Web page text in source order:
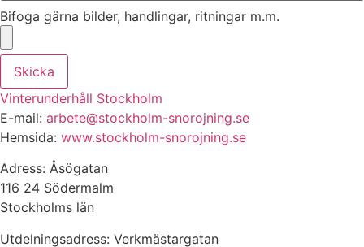
Bifoga gärna bilder, handlingar, ritningar m.m.
Skicka
Vinterunderhåll Stockholm
E-mail: arbete@stockholm-snorojning.se
Hemsida: www.stockholm-snorojning.se
Adress: Åsögatan
116 24 Södermalm
Stockholms län
Utdelningsadress: Verkmästargatan